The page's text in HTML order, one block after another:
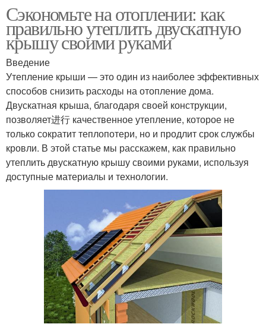
Сэкономьте на отоплении: как
правильно утеплить двускатную
крышу своими руками
Введение
Утепление крыши — это один из наиболее эффективных
способов снизить расходы на отопление дома.
Двускатная крыша, благодаря своей конструкции,
позволяет进行 качественное утепление, которое не
только сократит теплопотери, но и продлит срок службы
кровли. В этой статье мы расскажем, как правильно
утеплить двускатную крышу своими руками, используя
доступные материалы и технологии.